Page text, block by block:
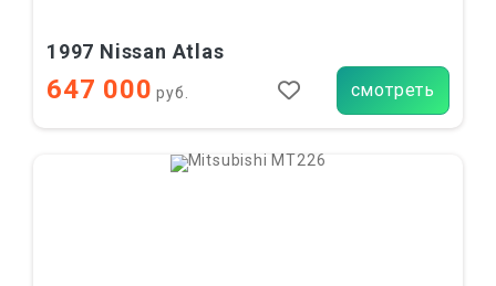
1997 Nissan Atlas
647 000 руб. смотреть